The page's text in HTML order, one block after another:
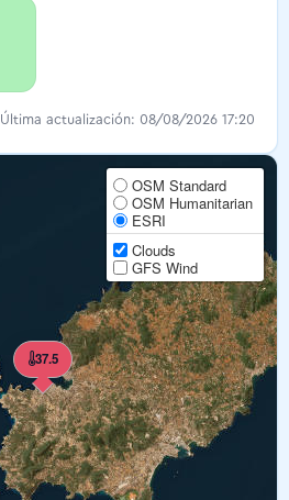
Última actualización: 08/08/2026 17:20
37.5
OSM Standard
OSM Humanitarian
ESRI
Clouds
GFS Wind